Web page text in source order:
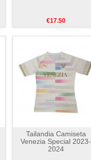
€17.50
Tailandia Camiseta
Venezia Special 2023-
2024